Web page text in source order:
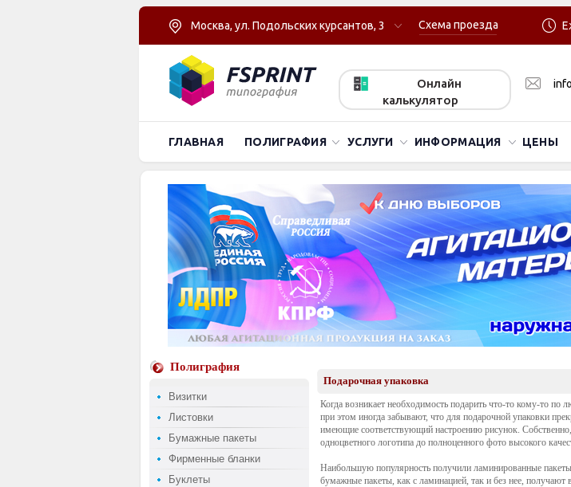
Москва, ул. Подольских курсантов, 3 Схема проезда
Онлайн
калькулятор
ГЛАВНАЯ ПОЛИГРАФИЯ УСЛУГИ ИНФОРМАЦИЯ ЦЕНЫ
Полиграфия
Визитки
Листовки
Бумажные пакеты
Фирменные бланки
Буклеты
Подарочная упаковка
Когда возникает необходимость подарить что-то кому-то
при этом иногда забывают, что для подарочной упаковки
имеющие соответствующий настроению рисунок. Собственно,
одноцветного логотипа до полноценного фото высокого
Наибольшую популярность получили ламинированные
бумажные пакеты, как с ламинацией, так и без нее, получают